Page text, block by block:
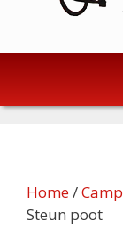
Home/
Steun poot